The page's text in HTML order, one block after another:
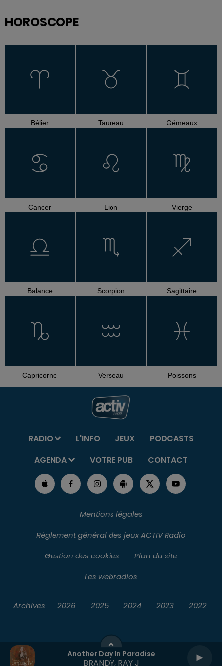
Another Day In Paradise
BRANDY, RAY J
HOROSCOPE
Bélier Taureau Gémeaux
Cancer Lion Vierge
Balance Scorpion Sagittaire
Capricorne Verseau Poissons
RADIO L'INFO JEUX
PODCASTS
AGENDA
VOTRE PUB CONTACT
Mentions légales
Règlement général des jeux ACTIV Radio
Gestion des cookies
Plan du site
Les webradios
Archives 2026 2025 2024 2023 2022